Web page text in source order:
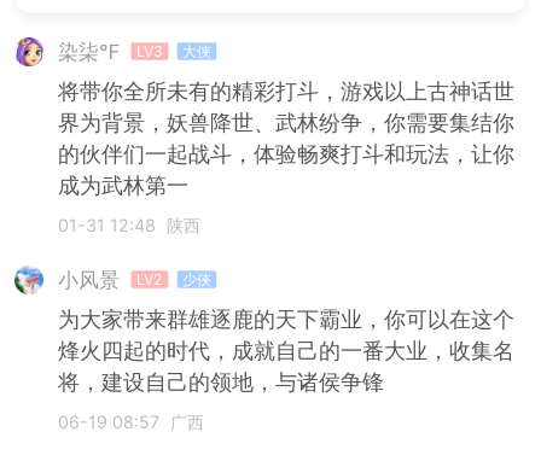
染柒℉ LV3 大侠
将带你全所未有的精彩打斗，游戏以上古神话世
界为背景，妖兽降世、武林纷争，你需要集结你
的伙伴们一起战斗，体验畅爽打斗和玩法，让你
成为武林第一
01-31 12:48 陕西
小风景 LV2 少侠
为大家带来群雄逐鹿的天下霸业，你可以在这个
烽火四起的时代，成就自己的一番大业，收集名
将，建设自己的领地，与诸侯争锋
06-19 08:57 广西